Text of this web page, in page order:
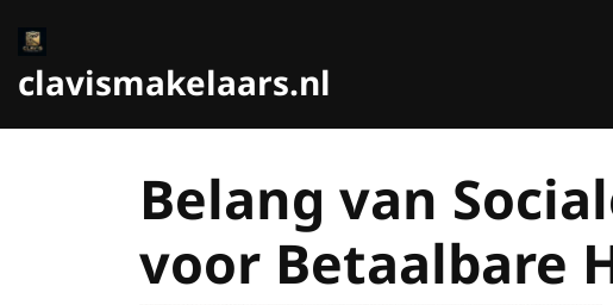
naar
inhoud
clavismakelaars.nl
Belang van
voor Betaalbare